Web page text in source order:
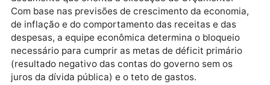
bilhões. De lá para cá, haveria necessidade de um
bloqueio de R$ 10,5 bilhões, mas, como existem R$
7,865 bilhões em emendas de relator e em emendas
bancada bloqueados, só foi necessário bloquear R$
2,635 bilhões.